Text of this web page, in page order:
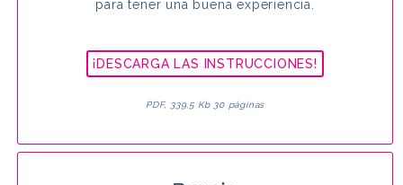
para tener una buena experiencia.
¡DESCARGA LAS INSTRUCCIONES!
PDF, 339,5 Kb 30 páginas